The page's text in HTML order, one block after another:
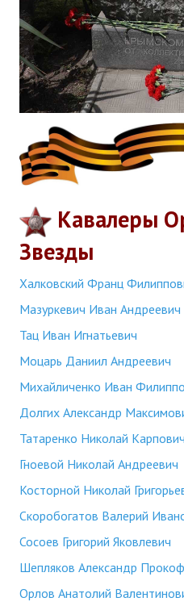
Кавалеры
Звезды
Халковский Франц
Мазуркевич Иван Андреевич
Тац Иван Игнатьевич
Моцарь Даниил Андреевич
Михайличенко Иван
Долгих Александр
Татаренко Николай Карпович
Гноевой Николай Андреевич
Косторной Николай
Скоробогатов Валерий
Сосоев Григорий Яковлевич
Шепляков Александр
Орлов Анатолий